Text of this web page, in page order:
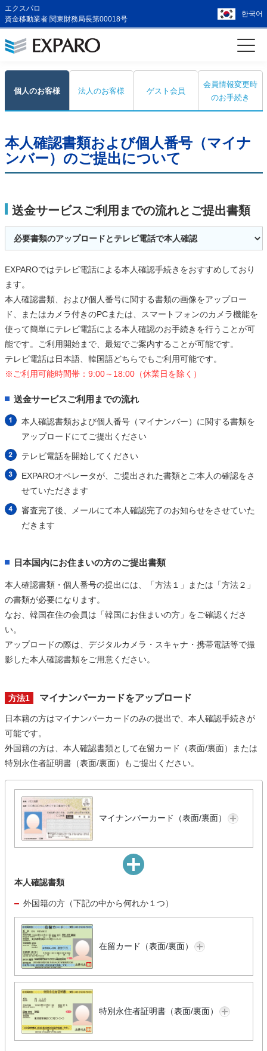
エクスパロ
資金移動業者 関東財務局長第00018号
한국어
個人のお客様 法人のお客様 ゲスト会員
会員情報変更時
のお手続き
本人確認書類および個人番号（マイナ
ンバー）のご提出について
送金サービスご利用までの流れとご提出書類
EXPAROではテレビ電話による本人確認手続きをおすすめしており
ます。
本人確認書類、および個人番号に関する書類の画像をアップロー
ド、またはカメラ付きのPCまたは、スマートフォンのカメラ機能を
使って簡単にテレビ電話による本人確認のお手続きを行うことが可
能です。ご利用開始まで、最短でご案内することが可能です。
テレビ電話は日本語、韓国語どちらでもご利用可能です。
※ご利用可能時間帯：9:00～18:00（休業日を除く）
送金サービスご利用までの流れ
本人確認書類および個人番号（マイナンバー）に関する書類を
アップロードにてご提出ください
テレビ電話を開始してください
EXPAROオペレータが、ご提出された書類とご本人の確認をさ
せていただきます
審査完了後、メールにて本人確認完了のお知らせをさせていた
だきます
日本国内にお住まいの方のご提出書類
本人確認書類・個人番号の提出には、「方法１」または「方法２」
の書類が必要になります。
なお、韓国在住の会員は「韓国にお住まいの方」をご確認くださ
い。
アップロードの際は、デジタルカメラ・スキャナ・携帯電話等で撮
影した本人確認書類をご用意ください。
方法1 マイナンバーカードをアップロード
日本籍の方はマイナンバーカードのみの提出で、本人確認手続きが
可能です。
外国籍の方は、本人確認書類として在留カード（表面/裏面）または
特別永住者証明書（表面/裏面）もご提出ください。
マイナンバーカード（表面/裏面）
本人確認書類
外国籍の方（下記の中から何れか１つ）
在留カード（表面/裏面）
特別永住者証明書（表面/裏面）